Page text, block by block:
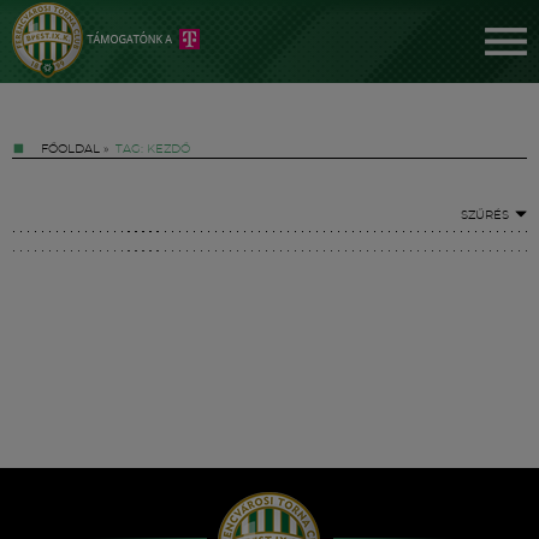
FŐOLDAL » TAG: KEZDŐ
SZŰRÉS
Hírek